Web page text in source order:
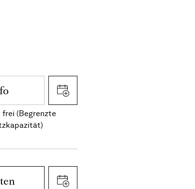
(Begrenzte